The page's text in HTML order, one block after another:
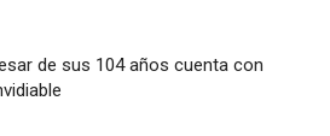
de sus 104 años cuenta con